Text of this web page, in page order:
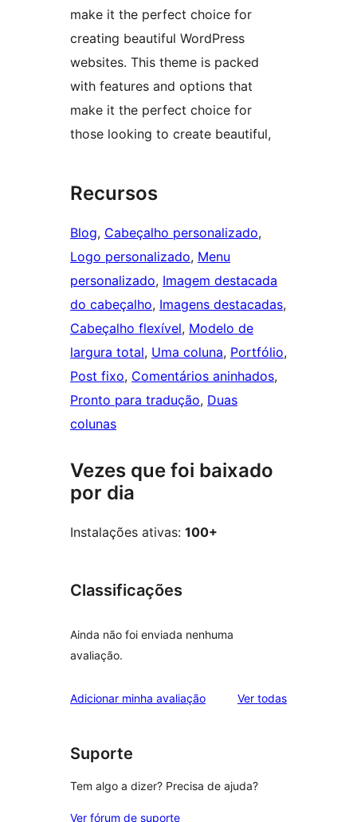
make it the perfect choice for
creating beautiful WordPress
websites. This theme is packed
with features and options that
make it the perfect choice for
those looking to create beautiful,
Recursos
Blog, Cabeçalho personalizado
Logo personalizado, Menu
personalizado, Imagem destacada
do cabeçalho, Imagens destacadas
Cabeçalho flexível, Modelo de
largura total, Uma coluna, Portfólio
Post fixo, Comentários aninhados
Pronto para tradução, Duas
colunas
Vezes que foi baixado
por dia
Instalações ativas: 100+
Classificações
Ainda não foi enviada nenhuma
avaliação.
Adicionar minha avaliação Ver todasavaliações
Suporte
Tem algo a dizer? Precisa de ajuda?
Ver fórum de suporte